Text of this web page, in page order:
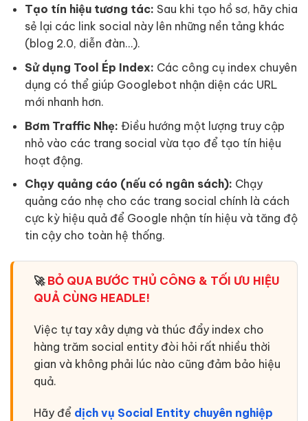
Tạo tín hiệu tương tác: Sau khi tạo hồ sơ, hãy chia
sẻ lại các link social này lên những nền tảng khác
(blog 2.0, diễn đàn…).
Sử dụng Tool Ép Index: Các công cụ index chuyên
dụng có thể giúp Googlebot nhận diện các URL
mới nhanh hơn.
Bơm Traffic Nhẹ: Điều hướng một lượng truy cập
nhỏ vào các trang social vừa tạo để tạo tín hiệu
hoạt động.
Chạy quảng cáo (nếu có ngân sách): Chạy
quảng cáo nhẹ cho các trang social chính là cách
cực kỳ hiệu quả để Google nhận tín hiệu và tăng độ
tin cậy cho toàn hệ thống.
🚀 BỎ QUA BƯỚC THỦ CÔNG & TỐI ƯU HIỆU
QUẢ CÙNG HEADLE!
Việc tự tay xây dựng và thúc đẩy index cho
hàng trăm social entity đòi hỏi rất nhiều thời
gian và không phải lúc nào cũng đảm bảo hiệu
quả.
Hãy để dịch vụ Social Entity chuyên nghiệp